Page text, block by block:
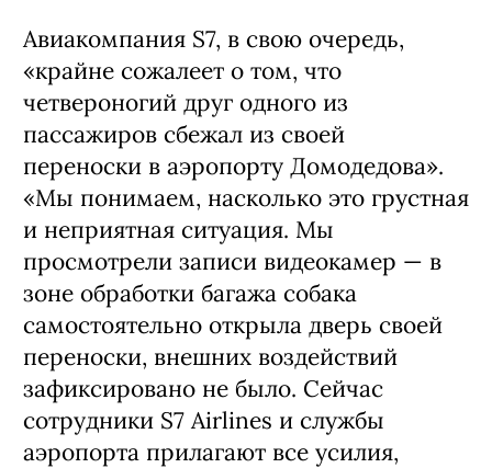
Авиакомпания S7, в свою очередь,
«крайне сожалеет о том, что
четвероногий друг одного из
пассажиров сбежал из своей
переноски в аэропорту Домодедова».
«Мы понимаем, насколько это грустная
и неприятная ситуация. Мы
просмотрели записи видеокамер — в
зоне обработки багажа собака
самостоятельно открыла дверь своей
переноски, внешних воздействий
зафиксировано не было. Сейчас
сотрудники S7 Airlines и службы
аэропорта прилагают все усилия,